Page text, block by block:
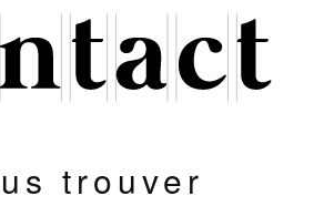
trouver